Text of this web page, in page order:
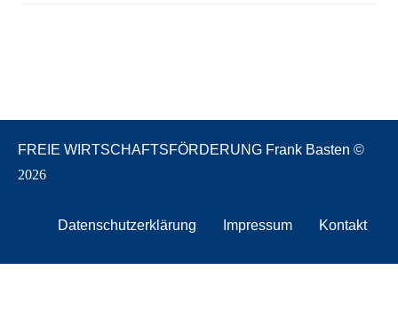
FREIE WIRTSCHAFTSFÖRDERUNG Frank Basten ©
2026
Datenschutzerklärung Impressum Kontakt